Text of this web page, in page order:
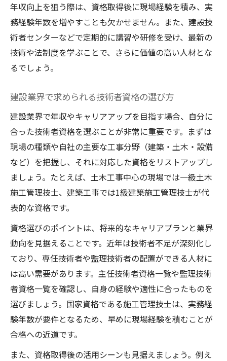
年収向上を狙う際は、資格取得後に現場経験を積み、実
務経験年数を増やすことも欠かせません。また、建設技
術者センターなどで定期的に講習や研修を受け、最新の
技術や法制度を学ぶことで、さらに価値の高い人材とな
るでしょう。
建設業界で求められる技術者資格の選び方
建設業界で年収やキャリアアップを目指す場合、自分に
合った技術者資格を選ぶことが非常に重要です。まずは
現場の種類や自社の主要な工事分野（建築・土木・設備
など）を把握し、それに対応した資格をリストアップし
ましょう。たとえば、土木工事中心の現場では一級土木
施工管理技士、建築工事では1級建築施工管理技士が代
表的な資格です。
資格選びのポイントは、将来的なキャリアプランと業界
動向を見据えることです。近年は技術者不足が深刻化し
ており、専任技術者や監理技術者の配置ができる人材に
は高い需要があります。主任技術者資格一覧や監理技術
者資格一覧を確認し、自身の経験や適性に合ったものを
選びましょう。国家資格である施工管理技士は、実務経
験年数が要件となるため、早めに現場経験を積むことが
合格への近道です。
また、資格取得後の活用シーンも見据えましょう。例え